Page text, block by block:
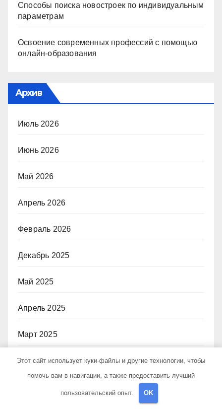
Способы поиска новостроек по индивидуальным
параметрам
Освоение современных профессий с помощью
онлайн-образования
Архив
Июль 2026
Июнь 2026
Май 2026
Апрель 2026
Февраль 2026
Декабрь 2025
Май 2025
Апрель 2025
Март 2025
Февраль 2025
Этот сайт использует куки-файлы и другие технологии, чтобы
помочь вам в навигации, а также предоставить лучший
пользовательский опыт. OK